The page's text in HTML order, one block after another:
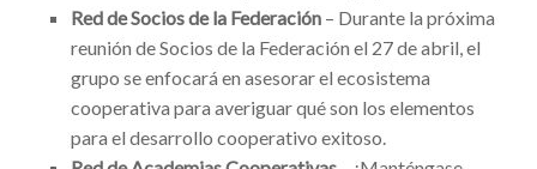
Red de Socios de la Federación – Durante la próxima
reunión de Socios de la Federación el 27 de abril, el
grupo se enfocará en asesorar el ecosistema
cooperativa para averiguar qué son los elementos
para el desarrollo cooperativo exitoso.